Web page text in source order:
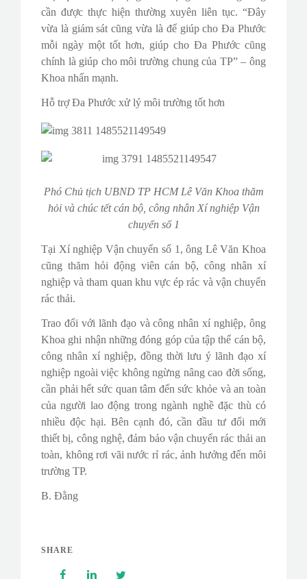
cần được thực hiện thường xuyên liên tục. “Đây
vừa là giám sát cũng vừa là để giúp cho Đa Phước
mỗi ngày một tốt hơn, giúp cho Đa Phước cũng
chính là giúp cho môi trường chung của TP” – ông
Khoa nhấn mạnh.
Hỗ trợ Đa Phước xử lý môi trường tốt hơn
Phó Chủ tịch UBND TP HCM Lê Văn Khoa thăm
hỏi và chúc tết cán bộ, công nhân Xí nghiệp Vận
chuyển số 1
Tại Xí nghiệp Vận chuyển số 1, ông Lê Văn Khoa
cũng thăm hỏi động viên cán bộ, công nhân xí
nghiệp và tham quan khu vực ép rác và vận chuyển
rác thải.
Trao đổi với lãnh đạo và công nhân xí nghiệp, ông
Khoa ghi nhận những đóng góp của tập thể cán bộ,
công nhân xí nghiệp, đồng thời lưu ý lãnh đạo xí
nghiệp ngoài việc không ngừng nâng cao đời sống,
cần phải hết sức quan tâm đến sức khỏe và an toàn
của người lao động trong ngành nghề đặc thù có
nhiều độc hại. Bên cạnh đó, cần đầu tư đổi mới
thiết bị, công nghệ, đảm bảo vận chuyển rác thải an
toàn, không rơi vãi nước rỉ rác, ảnh hưởng đến môi
trường TP.
B. Đằng
SHARE